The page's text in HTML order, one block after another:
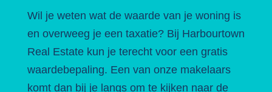
Wil je weten wat de waarde van je woning is
en overweeg je een taxatie? Bij Harbourtown
Real Estate kun je terecht voor een gratis
waardebepaling. Een van onze makelaars
komt dan bij je langs om te kijken naar de